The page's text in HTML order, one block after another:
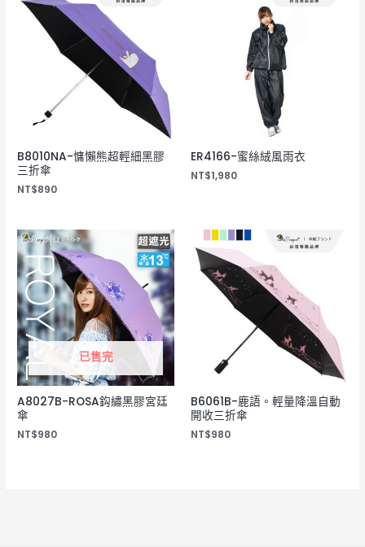
B8010NA-慵懶熊超輕細黑膠
三折傘
NT$890
ER4166-蜜絲絨風雨衣
NT$1,980
已售完
A8027B-ROSA鈎繡黑膠宮廷
傘
NT$980
B6061B-鹿語。輕量降溫自動
開收三折傘
NT$980